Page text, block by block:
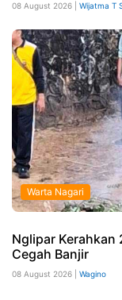
08 August 2026 | Wijatma T
Warta Nagari
Nglipar Kerahkan
Cegah Banjir
08 August 2026 | Wagino